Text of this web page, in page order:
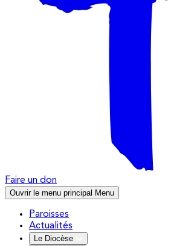
Faire un don
Ouvrir le menu principal Menu
Paroisses
Actualités
Le Diocèse